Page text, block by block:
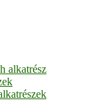
alkatrész